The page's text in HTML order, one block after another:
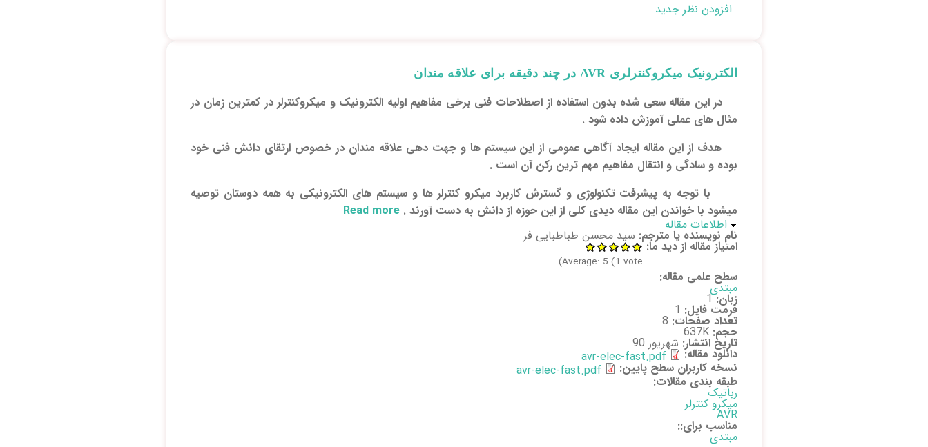
افزودن نظر جدید
الکترونیک میکروکنترلری AVR در چند دقیقه برای علاقه مندان
در این مقاله سعی شده بدون استفاده از اصطلاحات فنی برخی مفاهیم اولیه الکترونیک و میکروکنترلر در کمترین زمان در
مثال های عملی آموزش داده شود .
هدف از این مقاله ایجاد آگاهی عمومی از این سیستم ها و جهت دهی علاقه مندان در خصوص ارتقای دانش فنی خود
بوده و سادگی و انتقال مفاهیم مهم ترین رکن آن است .
با توجه به پیشرفت تکنولوژی و گسترش کاربرد میکرو کنترلر ها و سیستم های الکترونیکی به همه دوستان توصیه
میشود با خواندن این مقاله دیدی کلی از این حوزه از دانش به دست آورند . Read more
پنهان کن
اطلاعات مقاله
نام نویسنده یا مترجم: سید محسن طباطبایی فر
امتیاز مقاله از دید ما:
Average: 5 (1 vote)
سطح علمی مقاله:
مبتدی
زبان:1
فرمت فایل: 1
تعداد صفحات: 8
حجم: 637K
تاریخ انتشار: شهریور 90
دانلود مقاله: avr-elec-fast.pdf
نسخه کاربران سطح پایین: avr-elec-fast.pdf
طبقه بندی مقالات:
رباتیک
میکرو کنترلر
AVR
مناسب برای::
مبتدی